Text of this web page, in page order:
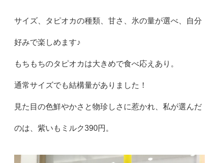
サイズ、タピオカの種類、甘さ、氷の量が選べ、自分
好みで楽しめます♪
もちもちのタピオカは大きめで食べ応えあり。
通常サイズでも結構量がありました！
見た目の色鮮やかさと物珍しさに惹かれ、私が選んだ
のは、紫いもミルク390円。